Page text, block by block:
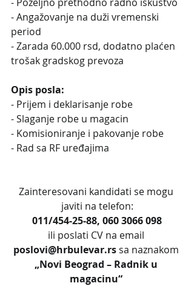
- Angažovanje na duži vremenski
period
- Zarada 60.000 rsd, dodatno plaćen
trošak gradskog prevoza
Opis posla:
- Prijem i deklarisanje robe
- Slaganje robe u magacin
- Komisioniranje i pakovanje robe
- Rad sa RF uređajima
Zainteresovani kandidati se mogu
javiti na telefon:
011/454-25-88, 060 3066 098
ili poslati CV na email
poslovi@hrbulevar.rs sa naznakom
„Novi Beograd – Radnik u
magacinu“